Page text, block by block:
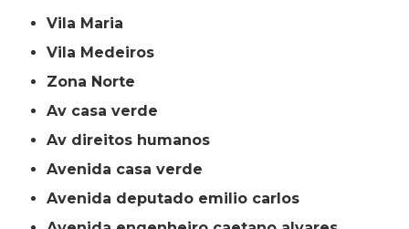
Vila Maria
Vila Medeiros
Zona Norte
av casa verde
av direitos humanos
avenida casa verde
avenida deputado emilio carlos